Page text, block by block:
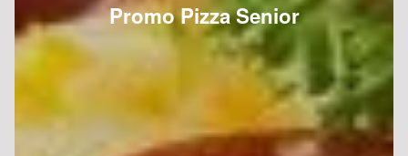
Promo Pizza Senior